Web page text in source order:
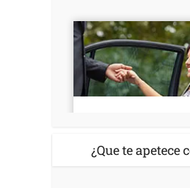
¿Que te apetece